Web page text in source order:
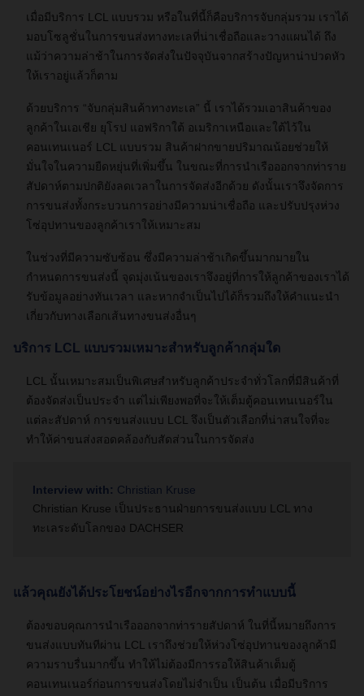
เมื่อมีบริการ LCL แบบรวม หรือในที่นี้ก็คือบริการจับกลุ่มรวม เราได้
มอบโซลูชั่นในการขนส่งทางทะเลที่น่าเชื่อถือและวางแผนได้ ถึง
แม้ว่าความล่าช้าในการจัดส่งในปัจจุบันจากสร้างปัญหาน่าปวดหัว
ให้เราอยู่แล้วก็ตาม
ด้วยบริการ “จับกลุ่มสินค้าทางทะเล” นี้ เราได้รวมเอาสินค้าของ
ลูกค้าในเอเชีย ยุโรป แอฟริกาใต้ อเมริกาเหนือและใต้ไว้ใน
คอนเทนเนอร์ LCL แบบรวม สินค้าฝากขายปริมาณน้อยช่วยให้
มั่นใจในความยืดหยุ่นที่เพิ่มขึ้น ในขณะที่การนำเรือออกจากท่าราย
สัปดาห์ตามปกติยังลดเวลาในการจัดส่งอีกด้วย ดังนั้นเราจึงจัดการ
การขนส่งทั้งกระบวนการอย่างมีความน่าเชื่อถือ และปรับปรุงห่วง
โซ่อุปทานของลูกค้าเราให้เหมาะสม
ในช่วงที่มีความซับซ้อน ซึ่งมีความล่าช้าเกิดขึ้นมากมายใน
กำหนดการขนส่งนี้ จุดมุ่งเน้นของเราจึงอยู่ที่การให้ลูกค้าของเราได้
รับข้อมูลอย่างทันเวลา และหากจำเป็นไปได้ก็รวมถึงให้คำแนะนำ
เกี่ยวกับทางเลือกเส้นทางขนส่งอื่นๆ
บริการ LCL แบบรวมเหมาะสำหรับลูกค้ากลุ่มใด
LCL นั้นเหมาะสมเป็นพิเศษสำหรับลูกค้าประจำทั่วโลกที่มีสินค้าที่
ต้องจัดส่งเป็นประจำ แต่ไม่เพียงพอที่จะให้เต็มตู้คอนเทนเนอร์ใน
แต่ละสัปดาห์ การขนส่งแบบ LCL จึงเป็นตัวเลือกที่น่าสนใจที่จะ
ทำให้ค่าขนส่งสอดคล้องกับสัดส่วนในการจัดส่ง
Interview with: Christian Kruse
Christian Kruse เป็นประธานฝ่ายการขนส่งแบบ LCL ทาง
ทะเลระดับโลกของ DACHSER
แล้วคุณยังได้ประโยชน์อย่างไรอีกจากการทำแบบนี้
ต้องขอบคุณการนำเรือออกจากท่ารายสัปดาห์ ในที่นี้หมายถึงการ
ขนส่งแบบทันทีผ่าน LCL เราถึงช่วยให้ห่วงโซ่อุปทานของลูกค้ามี
ความราบรื่นมากขึ้น ทำให้ไม่ต้องมีการรอให้สินค้าเต็มตู้
คอนเทนเนอร์ก่อนการขนส่งโดยไม่จำเป็น เป็นต้น เมื่อมีบริการ